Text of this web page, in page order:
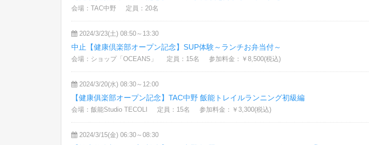
会場：TAC中野 定員：20名
2024/3/23(土) 08:50～13:30
中止【健康倶楽部オープン記念】SUP体験～ランチお弁当付～
会場：ショップ「OCEANS」 定員：15名 参加料金：￥8,500(税込)
2024/3/20(水) 08:30～12:00
【健康俱楽部オープン記念】TAC中野 飯能トレイルランニング初級編
会場：飯能Studio TECOLI 定員：15名 参加料金：￥3,300(税込)
2024/3/15(金) 06:30～08:30